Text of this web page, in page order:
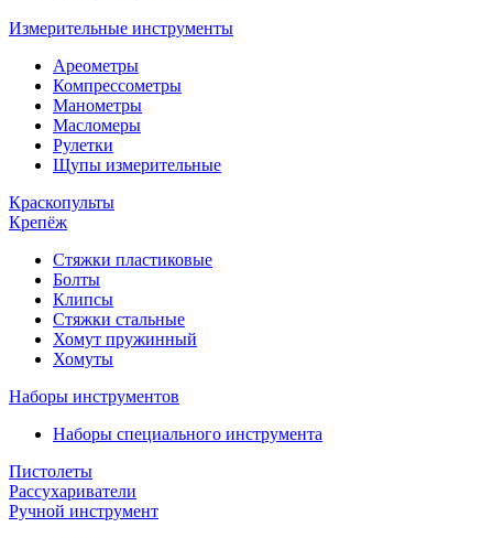
Измерительные инструменты
Ареометры
Компрессометры
Манометры
Масломеры
Рулетки
Щупы измерительные
Краскопульты
Крепёж
Стяжки пластиковые
Болты
Клипсы
Стяжки стальные
Хомут пружинный
Хомуты
Наборы инструментов
Наборы специального инструмента
Пистолеты
Рассухариватели
Ручной инструмент